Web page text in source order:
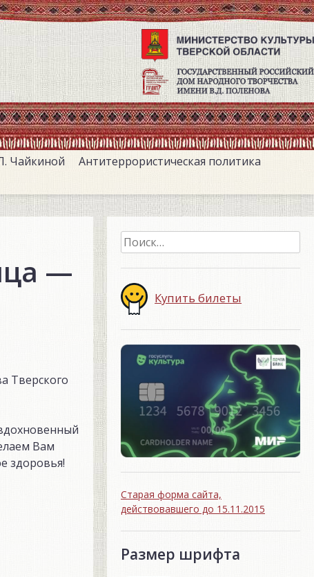
Чайкиной
Антитеррористическая политика
—
Тверского
Вам
здоровья!
Найти:
Купить билеты
Старая форма сайта,
действовавшего до 15.11.2015
Размер шрифта